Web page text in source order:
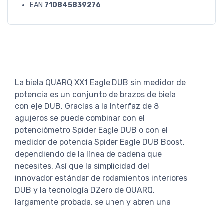
EAN 710845839276
La biela QUARQ XX1 Eagle DUB sin medidor de
potencia es un conjunto de brazos de biela
con eje DUB. Gracias a la interfaz de 8
agujeros se puede combinar con el
potenciómetro Spider Eagle DUB o con el
medidor de potencia Spider Eagle DUB Boost,
dependiendo de la línea de cadena que
necesites. Así que la simplicidad del
innovador estándar de rodamientos interiores
DUB y la tecnología DZero de QUARQ,
largamente probada, se unen y abren una